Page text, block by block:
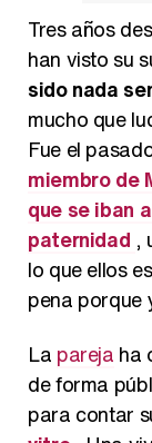
Tres años
han visto su
sido nada
mucho que
Fue el
miembro de
que se iban
paternidad ,
lo que ellos
pena porque
La pareja ha
de forma
para contar